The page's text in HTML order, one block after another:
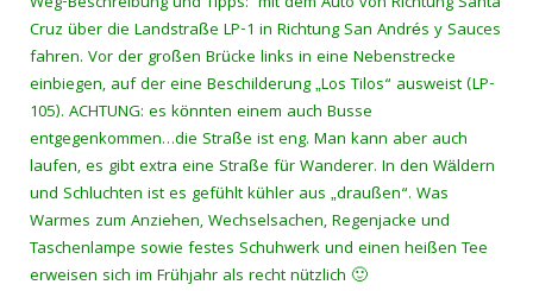
Cruz über die Landstraße LP-1 in Richtung San Andrés y Sauces
fahren. Vor der großen Brücke links in eine Nebenstrecke
einbiegen, auf der eine Beschilderung „Los Tilos“ ausweist (LP-
105). ACHTUNG: es könnten einem auch Busse
entgegenkommen…die Straße ist eng. Man kann aber auch
laufen, es gibt extra eine Straße für Wanderer. In den Wäldern
und Schluchten ist es gefühlt kühler aus „draußen“. Was
Warmes zum Anziehen, Wechselsachen, Regenjacke und
Taschenlampe sowie festes Schuhwerk und einen heißen Tee
erweisen sich im Frühjahr als recht nützlich 🙂